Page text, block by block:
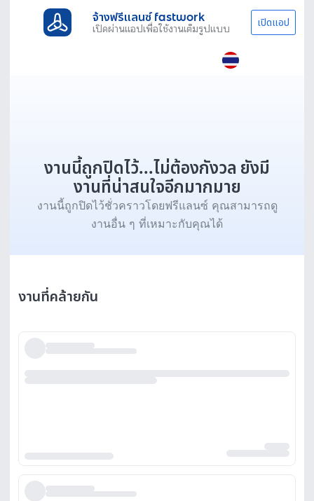
จ้างฟรีแลนซ์ fastwork
เปิดผ่านแอปเพื่อใช้งานเต็มรูปแบบ เปิดแอป
งานนี้ถูกปิดไว้...ไม่ต้องกังวล ยังมี
งานที่น่าสนใจอีกมากมาย
งานนี้ถูกปิดไว้ชั่วคราวโดยฟรีแลนซ์ คุณสามารถดู
งานอื่น ๆ ที่เหมาะกับคุณได้
งานที่คล้ายกัน